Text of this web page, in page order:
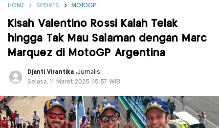
HOME SPORTS MOTOGP
Kisah Valentino Rossi Kalah Telak
hingga Tak Mau Salaman dengan Marc
Marquez di MotoGP Argentina
Djanti Virantika ,Jurnalis
Selasa, 11 Maret 2025 |15:57 WIB